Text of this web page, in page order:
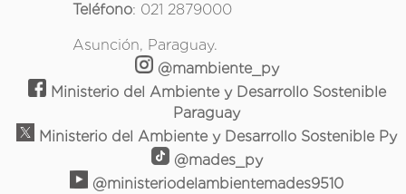
Teléfono: 021 2879000
Asunción, Paraguay.
@mambiente_py
Ministerio del Ambiente y Desarrollo Sostenible
Paraguay
Ministerio del Ambiente y Desarrollo Sostenible Py
@mades_py
@ministeriodelambientemades9510